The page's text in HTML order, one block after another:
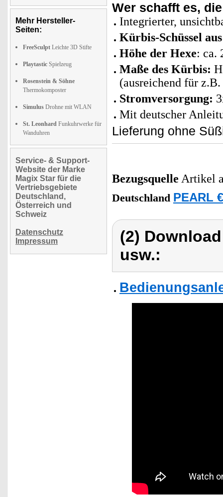
Mehr Hersteller-
Seiten:
FreeSculpt Leichte 3D Stifte
Playtastic Spielzeug
Rosenstein & Söhne
Thermokomposter
Simulus Drohne mit WLAN
St. Leonhard Funkuhrwerke für
Wanduhren
Service- & Support-
Website der Marke
Magix Star für die
Vertriebsgebiete
Deutschland,
Österreich und
Schweiz
Datenschutz
Impressum
Wer schafft es,
Integrierter,
Kürbis-Schüssel
Höhe der Hexe: ca.
Maße des Kürbis:
(ausreichend für
Stromversorgung:
Mit deutscher
Lieferung ohne
Bezugsquelle Artikel
Deutschland PEARL
(2)
usw.: